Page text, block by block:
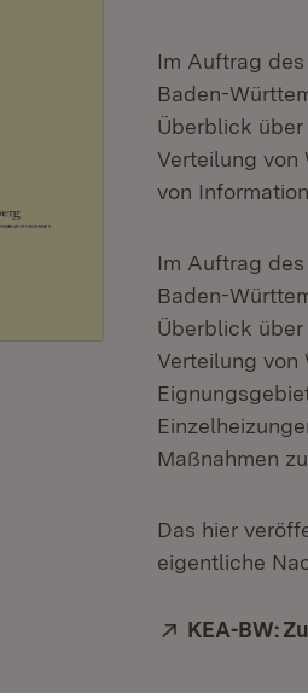
Im Auftrag
Baden-
Überblick
Verteilung von
von
Im Auftrag
Baden-
Überblick
Verteilung von
Maßnahmen
Das hier
eigentliche
Extern:
KEA-BW: